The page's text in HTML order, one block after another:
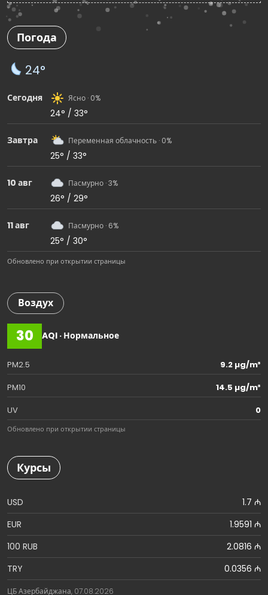
Погода
24°
Сегодня Ясно · 0%
24° / 33°
Завтра Переменная облачность · 0%
25° / 33°
10 авг Пасмурно · 3%
26° / 29°
11 авг Пасмурно · 6%
25° / 30°
Обновлено при открытии страницы
Воздух
30 AQI · Нормальное
PM2.5
9.2 µg/m³
PM10
14.5 µg/m³
UV
0
Обновлено при открытии страницы
Курсы
USD
1.7 ₼
EUR
1.9591 ₼
100 RUB
2.0816 ₼
TRY
0.0356 ₼
ЦБ Азербайджана, 07.08.2026